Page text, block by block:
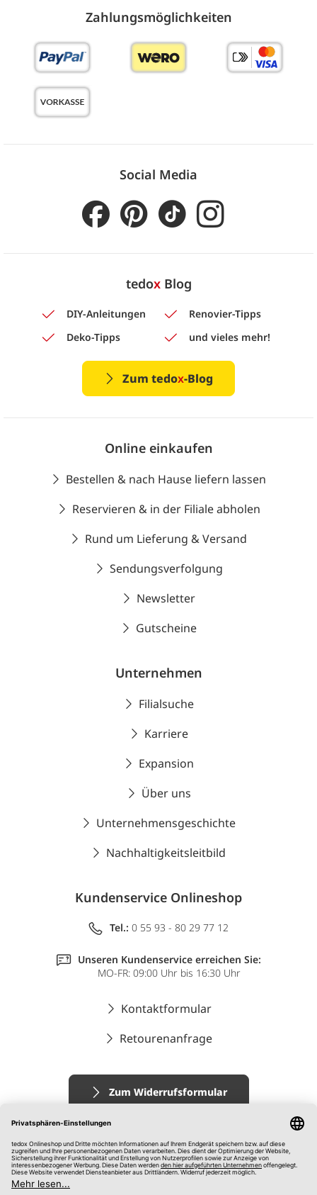
Zahlungs­möglich­keiten
Social Media
tedoxBlog
DIY-Anleitungen
Renovier-Tipps
Deko-Tipps
und vieles mehr!
Zum tedox-Blog
Online einkaufen
Bestellen & nach Hause liefern lassen
Reservieren & in der Filiale abholen
Rund um Lieferung & Versand
Sendungsverfolgung
Newsletter
Gutscheine
Unternehmen
Filialsuche
Karriere
Expansion
Über uns
Unternehmensgeschichte
Nachhaltigkeitsleitbild
Kundenservice Onlineshop
Tel.: 0 55 93 - 80 29 77 12
Unseren Kundenservice erreichen Sie:
MO-FR: 09:00 Uhr bis 16:30 Uhr
Kontaktformular
Retourenanfrage
Zum Widerrufsformular
Impressum
AGB